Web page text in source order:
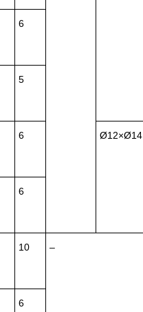
6
5
6 Ø12×Ø14
6
10 –
6